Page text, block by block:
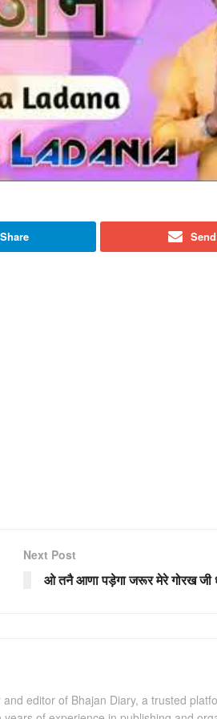
Share Send
Next Post
ओ तनै आणा पड़ेगा जरूर मेरे गोरख जी
editor of Bhajan Diary, a trusted